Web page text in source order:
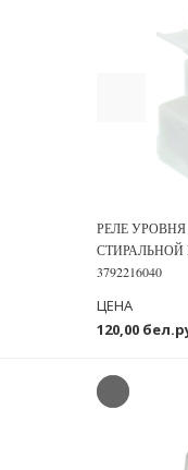
РЕЛЕ
СТИРАЛЬНОЙ
3792216040
120,00
ЦЕНА